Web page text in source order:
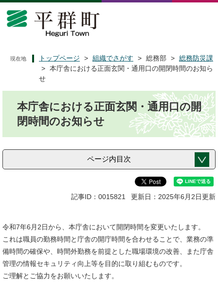
ペ
メ
現在地 トップページ > 組織でさがす > 総務部 > 総務防災課
> 本庁舎における正面玄関・通用口の開閉時間のお知ら
せ
本庁舎における正面玄関・通用口の開
閉時間のお知らせ
ページ内目次
記事ID：0015821 更新日：2025年6月2日更新
令和7年6月2日から、本庁舎において開閉時間を変更いたします。
これは職員の勤務時間と庁舎の開庁時間を合わせることで、業務の準
備時間の確保や、時間外勤務を前提とした職場環境の改善、また庁舎
管理の情報セキュリティ向上等を目的に取り組むものです。
ご理解とご協力をお願いいたします。